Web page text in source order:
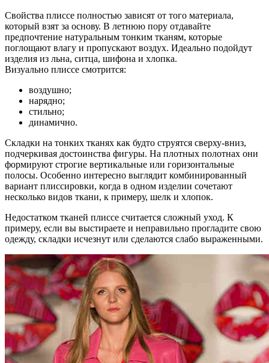
Свойства плиссе полностью зависят от того материала,
который взят за основу. В летнюю пору отдавайте
предпочтение натуральным тонким тканям, которые
поглощают влагу и пропускают воздух. Идеально подойдут
изделия из льна, ситца, шифона и хлопка.
Визуально плиссе смотрится:
воздушно;
нарядно;
стильно;
динамично.
Складки на тонких тканях как будто струятся сверху-вниз,
подчеркивая достоинства фигуры. На плотных полотнах они
формируют строгие вертикальные или горизонтальные
полосы. Особенно интересно выглядит комбинированный
вариант плиссировки, когда в одном изделии сочетают
несколько видов ткани, к примеру, шелк и хлопок.
Недостатком тканей плиссе считается сложный уход. К
примеру, если вы выстираете и неправильно прогладите свою
одежду, складки исчезнут или сделаются слабо выраженными.